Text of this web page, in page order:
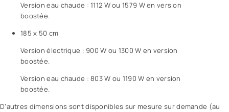
Version eau chaude : 1112 W ou 1579 W en version
boostée.
185 x 50 cm
Version électrique : 900 W ou 1300 W en version
boostée.
Version eau chaude : 803 W ou 1190 W en version
boostée.
D’autres dimensions sont disponibles sur mesure sur demande (au